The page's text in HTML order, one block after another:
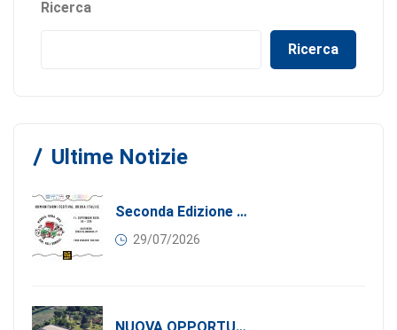
Ricerca
Ricerca
Ultime Notizie
Seconda Edizione Di MANGIA. DONA. AMA: Quando La Gastronomia Incontra La Solidarietà, 11 Settembre 2026
29/07/2026